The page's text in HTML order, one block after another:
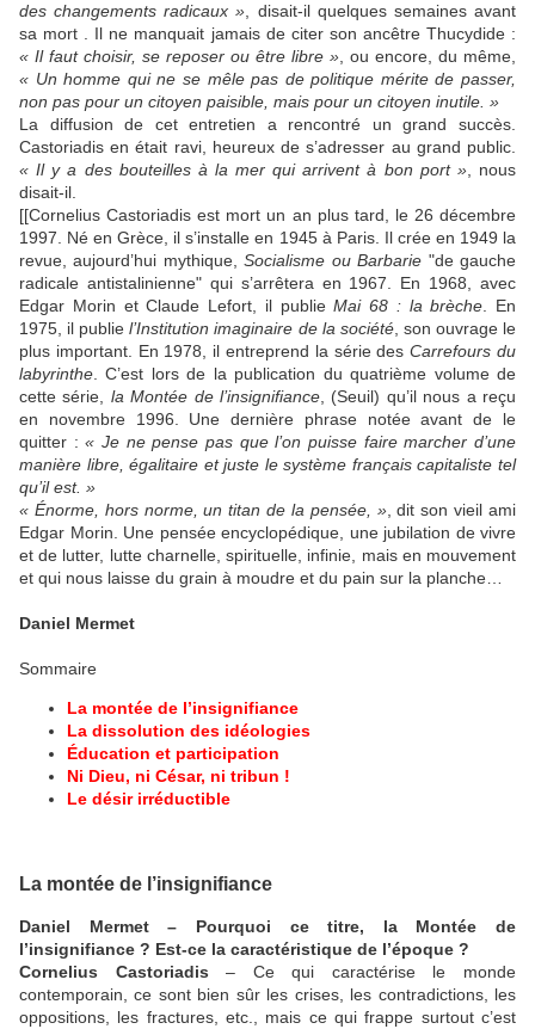
des changements radicaux », disait-il quelques semaines avant
sa mort . Il ne manquait jamais de citer son ancêtre Thucydide :
« Il faut choisir, se reposer ou être libre », ou encore, du même,
« Un homme qui ne se mêle pas de politique mérite de passer,
non pas pour un citoyen paisible, mais pour un citoyen inutile. »
La diffusion de cet entretien a rencontré un grand succès.
Castoriadis en était ravi, heureux de s’adresser au grand public.
« Il y a des bouteilles à la mer qui arrivent à bon port », nous
disait-il.
[[Cornelius Castoriadis est mort un an plus tard, le 26 décembre
1997. Né en Grèce, il s’installe en 1945 à Paris. Il crée en 1949 la
revue, aujourd’hui mythique,Socialisme ou Barbarie "de gauche
radicale antistalinienne" qui s’arrêtera en 1967. En 1968, avec
Edgar Morin et Claude Lefort, il publieMai 68 : la brèche. En
1975, il publiel’Institution imaginaire de la société, son ouvrage le
plus important. En 1978, il entreprend la série desCarrefours du
labyrinthe. C’est lors de la publication du quatrième volume de
cette série, la Montée de l’insignifiance, (Seuil) qu’il nous a reçu
en novembre 1996. Une dernière phrase notée avant de le
quitter :« Je ne pense pas que l’on puisse faire marcher d’une
manière libre, égalitaire et juste le système français capitaliste tel
qu’il est. »
« Énorme, hors norme, un titan de la pensée, », dit son vieil ami
Edgar Morin. Une pensée encyclopédique, une jubilation de vivre
et de lutter, lutte charnelle, spirituelle, infinie, mais en mouvement
et qui nous laisse du grain à moudre et du pain sur la planche…
Daniel Mermet
Sommaire
La montée de l’insignifiance
La dissolution des idéologies
Éducation et participation
Ni Dieu, ni César, ni tribun !
Le désir irréductible
La montée de l’insignifiance
Daniel Mermet – Pourquoi ce titre, la Montée de
l’insignifiance ? Est-ce la caractéristique de l’époque ?
Cornelius Castoriadis – Ce qui caractérise le monde
contemporain, ce sont bien sûr les crises, les contradictions, les
oppositions, les fractures, etc., mais ce qui frappe surtout c’est